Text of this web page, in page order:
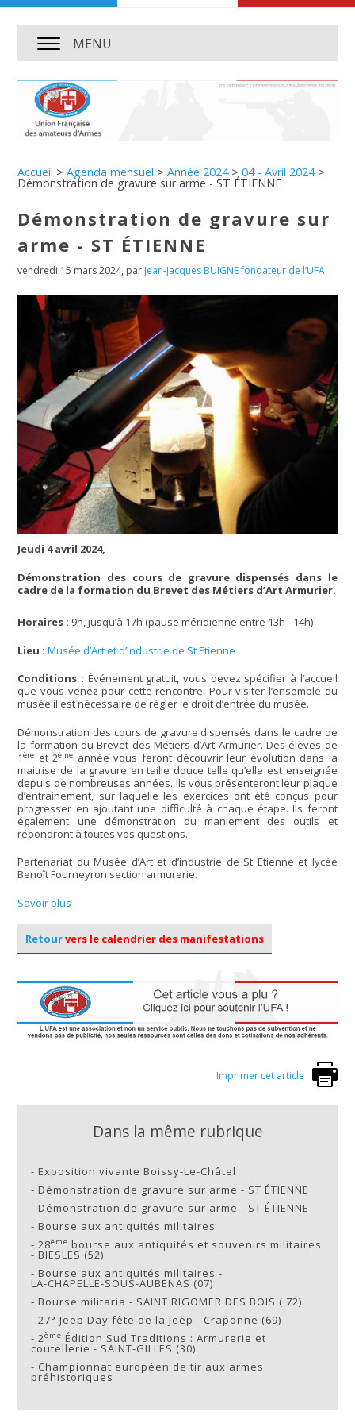
MENU
Accueil >Agenda mensuel >Année 2024>04 - Avril 2024>
Démonstration de gravure sur arme - ST ÉTIENNE
Démonstration de gravure sur
arme - ST ÉTIENNE
vendredi 15 mars 2024, par Jean-Jacques BUIGNE fondateur de l’UFA
Jeudi 4 avril 2024,
Démonstration des cours de gravure dispensés dans le
cadre de la formation du Brevet des Métiers d’Art Armurier.
Horaires : 9h, jusqu’à 17h (pause méridienne entre 13h - 14h)
Lieu : Musée d’Art et d’Industrie de St Etienne
Conditions : Événement gratuit, vous devez spécifier à l’accueil
que vous venez pour cette rencontre. Pour visiter l’ensemble du
musée il est nécessaire de régler le droit d’entrée du musée.
Démonstration des cours de gravure dispensés dans le cadre de
la formation du Brevet des Métiers d’Art Armurier. Des élèves de
1ère et 2ème année vous feront découvrir leur évolution dans la
maitrise de la gravure en taille douce telle qu’elle est enseignée
depuis de nombreuses années. Ils vous présenteront leur plaque
d’entrainement, sur laquelle les exercices ont été conçus pour
progresser en ajoutant une difficulté à chaque étape. Ils feront
également une démonstration du maniement des outils et
répondront à toutes vos questions.
Partenariat du Musée d’Art et d’industrie de St Etienne et lycée
Benoît Fourneyron section armurerie.
Savoir plus
Retourvers le calendrier des manifestations
Imprimer cet article
Dans la même rubrique
-Exposition vivante Boissy-Le-Châtel
-Démonstration de gravure sur arme - ST ÉTIENNE
-Démonstration de gravure sur arme - ST ÉTIENNE
-Bourse aux antiquités militaires
-28ème bourse aux antiquités et souvenirs militaires
- BIESLES (52)
-Bourse aux antiquités militaires -
LA-CHAPELLE-SOUS-AUBENAS (07)
-Bourse militaria - SAINT RIGOMER DES BOIS ( 72)
-27° Jeep Day fête de la Jeep - Craponne (69)
-2ème Édition Sud Traditions : Armurerie et
coutellerie - SAINT-GILLES (30)
- Championnat européen de tir aux armes
préhistoriques